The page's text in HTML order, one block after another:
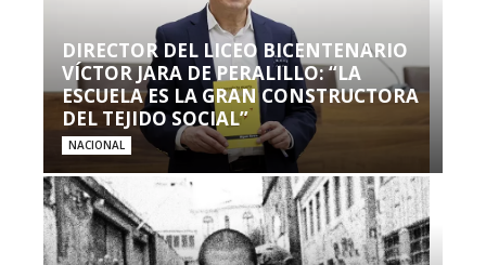
DIRECTOR DEL LICEO BICENTENARIO
VÍCTOR JARA DE PERALILLO: “LA
ESCUELA ES LA GRAN CONSTRUCTORA
DEL TEJIDO SOCIAL”
NACIONAL